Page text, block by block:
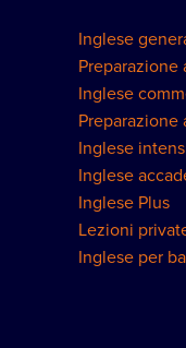
Inglese
Preparazione
Inglese
Preparazione
Inglese
Inglese
Inglese Plus
Lezioni
Inglese per